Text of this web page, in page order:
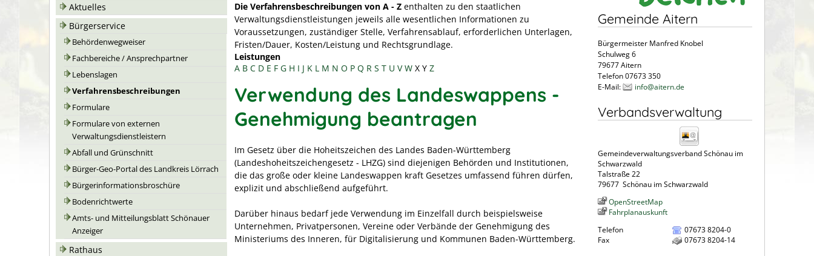
Aktuelles
Bürgerservice
Behördenwegweiser
Fachbereiche / Ansprechpartner
Lebenslagen
Verfahrensbeschreibungen
Formulare
Formulare von externen
Verwaltungsdienstleistern
Abfall und Grünschnitt
Bürger-Geo-Portal des Landkreis Lörrach
Bürgerinformationsbroschüre
Bodenrichtwerte
Amts- und Mitteilungsblatt Schönauer
Anzeiger
Rathaus
Die Verfahrensbeschreibungen von A - Z enthalten zu den staatlichen
Verwaltungsdienstleistungen jeweils alle wesentlichen Informationen zu
Voraussetzungen, zuständiger Stelle, Verfahrensablauf, erforderlichen Unterlagen,
Fristen/Dauer, Kosten/Leistung und Rechtsgrundlage.
Leistungen
A B C D E F G H I J K L M N O P Q R S T U V W X Y Z
Verwendung des Landeswappens -
Genehmigung beantragen
Im Gesetz über die Hoheitszeichen des Landes Baden-Württemberg
(Landeshoheitszeichengesetz - LHZG) sind diejenigen Behörden und Institutionen,
die das große oder kleine Landeswappen kraft Gesetzes umfassend führen dürfen,
explizit und abschließend aufgeführt.
Darüber hinaus bedarf jede Verwendung im Einzelfall durch beispielsweise
Unternehmen, Privatpersonen, Vereine oder Verbände der Genehmigung des
Ministeriums des Inneren, für Digitalisierung und Kommunen Baden-Württemberg.
Gemeinde Aitern
Bürgermeister Manfred Knobel
Schulweg 6
79677 Aitern
Telefon 07673 350
E-Mail:
info@aitern.de
Verbandsverwaltung
Gemeindeverwaltungsverband Schönau im
Schwarzwald
Talstraße 22
79677 Schönau im Schwarzwald
OpenStreetMap
Fahrplanauskunft
Telefon
07673 8204-0
Fax
07673 8204-14